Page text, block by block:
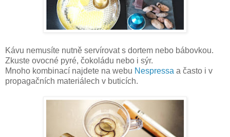
Kávu nemusíte nutně servírovat s dortem nebo bábovkou.
Zkuste ovocné pyré, čokoládu nebo i sýr.
Mnoho kombinací najdete na webu Nespressa a často i v
propagačních materiálech v buticích.